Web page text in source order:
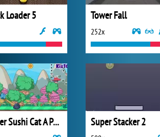
Loader 5 Tower Fall
252x
Super Sushi Cat A Pult Super Stacker 2